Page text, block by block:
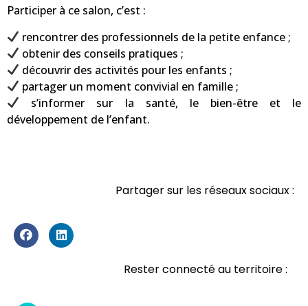
Participer à ce salon, c’est :
rencontrer des professionnels de la petite enfance ;
obtenir des conseils pratiques ;
découvrir des activités pour les enfants ;
partager un moment convivial en famille ;
s’informer sur la santé, le bien-être et le
développement de l’enfant.
Partager sur les réseaux sociaux :
Rester connecté au territoire :